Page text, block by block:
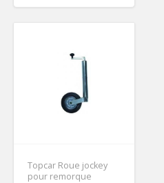
Topcar Roue jockey
pour remorque